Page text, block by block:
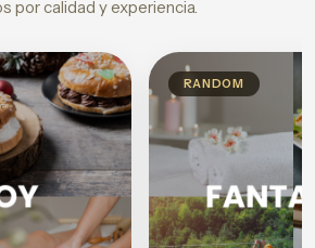
por calidad y experiencia.
RANDOM